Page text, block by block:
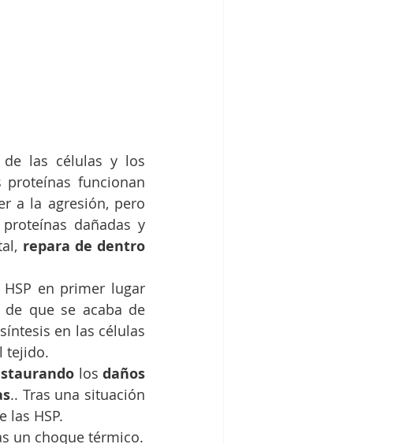
de las células y los
proteínas funcionan
a la agresión, pero
dañadas y
repara de dentro
en primer lugar
que se acaba de
en las células
tejido.
los daños
.. Tras una situación
HSP.